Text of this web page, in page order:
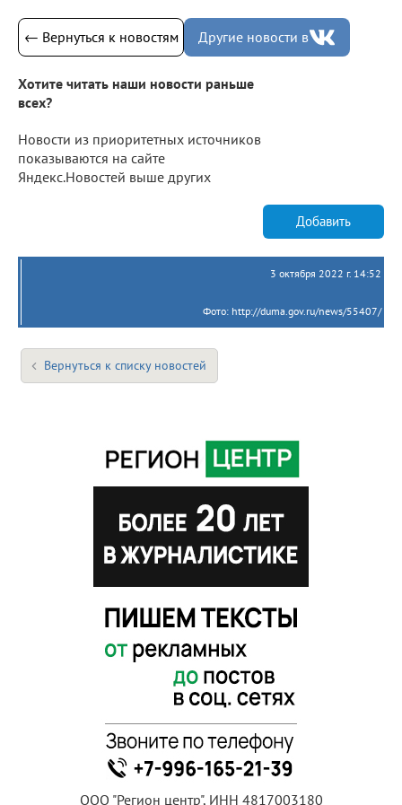
← Вернуться к новостям Другие новости в
Хотите читать наши новости раньше
всех?
Новости из приоритетных источников
показываются на сайте
Яндекс.Новостей выше других
Добавить
3 октября 2022 г. 14:52
Фото: http://duma.gov.ru/news/55407/
Вернуться к списку новостей
ООО "Регион центр", ИНН 4817003180